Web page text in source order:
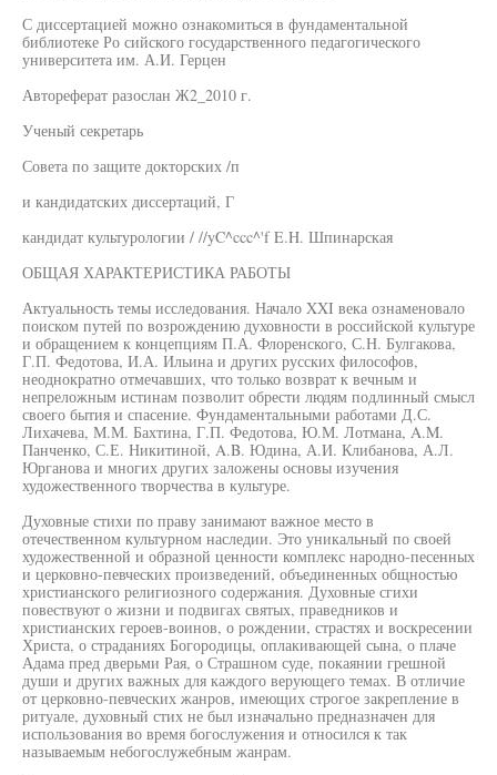
С диссертацией можно ознакомиться в фундаментальной
библиотеке Ро сийского государственного педагогического
университета им. А.И. Герцен
Автореферат разослан Ж2_2010 г.
Ученый секретарь
Совета по защите докторских /п
и кандидатских диссертаций, Г
кандидат культурологии / //yC^ccc^'f E.H. Шпинарская
ОБЩАЯ ХАРАКТЕРИСТИКА РАБОТЫ
Актуальность темы исследования. Начало XXI века ознаменовало
поиском путей по возрождению духовности в российской культуре
и обращением к концепциям П.А. Флоренского, С.Н. Булгакова,
Г.П. Федотова, И.А. Ильина и других русских философов,
неоднократно отмечавших, что только возврат к вечным и
непреложным истинам позволит обрести людям подлинный смысл
своего бытия и спасение. Фундаментальными работами Д.С.
Лихачева, М.М. Бахтина, Г.П. Федотова, Ю.М. Лотмана, A.M.
Панченко, С.Е. Никитиной, A.B. Юдина, А.И. Клибанова, А.Л.
Юрганова и многих других заложены основы изучения
художественного творчества в культуре.
Духовные стихи по праву занимают важное место в
отечественном культурном наследии. Это уникальный по своей
художественной и образной ценности комплекс народно-песенных
и церковно-певческих произведений, объединенных общностью
христианского религиозного содержания. Духовные сгихи
повествуют о жизни и подвигах святых, праведников и
христианских героев-воинов, о рождении, страстях и воскресении
Христа, о страданиях Богородицы, оплакивающей сына, о плаче
Адама пред дверьми Рая, о Страшном суде, покаянии грешной
души и других важных для каждого верующего темах. В отличие
от церковно-певческих жанров, имеющих строгое закрепление в
ритуале, духовный стих не был изначально предназначен для
использования во время богослужения и относился к так
называемым небогослужебным жанрам.